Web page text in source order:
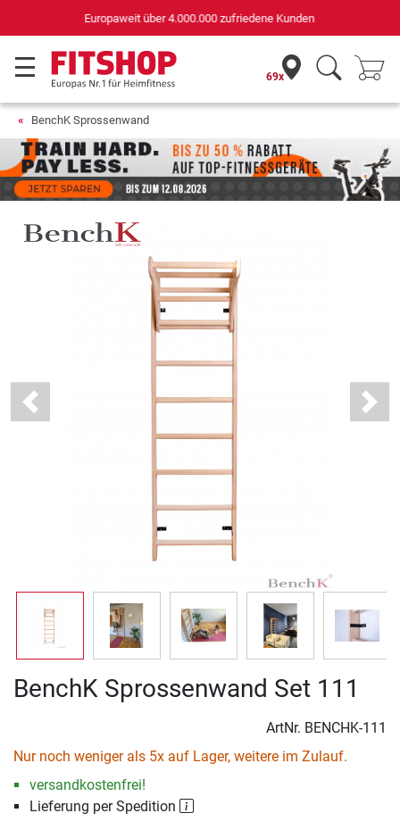
für Sportgeräte (n-tv+DISQ 2016-2024)
69x
BenchK Sprossenwand
Previous Next
BenchK Sprossenwand Set 111
ArtNr. BENCHK-111
Nur noch weniger als 5x auf Lager, weitere im Zulauf.
versandkostenfrei!
Lieferung per Spedition